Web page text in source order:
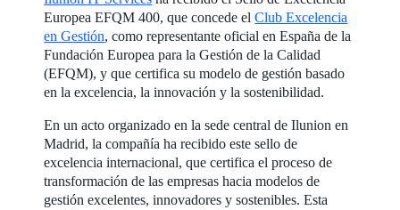
Europea EFQM 400, que concede elClub Excelencia
en Gestión, como representante oficial en España de la
Fundación Europea para la Gestión de la Calidad
(EFQM), y que certifica su modelo de gestión basado
en la excelencia, la innovación y la sostenibilidad.
En un acto organizado en la sede central de Ilunion en
Madrid, la compañía ha recibido este sello de
excelencia internacional, que certifica el proceso de
transformación de las empresas hacia modelos de
gestión excelentes, innovadores y sostenibles. Esta